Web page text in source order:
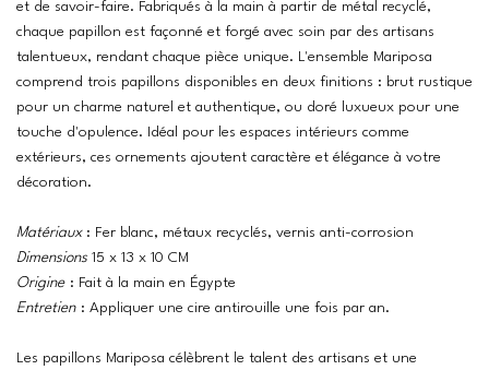
et de savoir-faire. Fabriqués à la main à partir de métal recyclé,
chaque papillon est façonné et forgé avec soin par des artisans
talentueux, rendant chaque pièce unique. L'ensemble Mariposa
comprend trois papillons disponibles en deux finitions : brut rustique
pour un charme naturel et authentique, ou doré luxueux pour une
touche d'opulence. Idéal pour les espaces intérieurs comme
extérieurs, ces ornements ajoutent caractère et élégance à votre
décoration.
Matériaux : Fer blanc, métaux recyclés, vernis anti-corrosion
Dimensions 15 x 13 x 10 CM
Origine : Fait à la main en Égypte
Entretien : Appliquer une cire antirouille une fois par an.
Les papillons Mariposa célèbrent le talent des artisans et une